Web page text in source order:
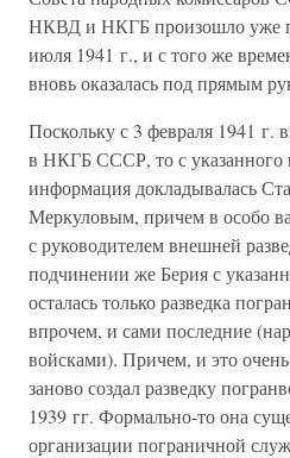
НКВД и НКГБ произошло уже
июля 1941 г., и с того же
вновь оказалась под прямым
Поскольку с 3 февраля 1941 г.
в НКГБ СССР, то с указанного
информация докладывалась
Меркуловым, причем в особо
с руководителем внешней
подчинении же Берия с
осталась только разведка
впрочем, и сами последние
войсками). Причем, и это
заново создал разведку
1939 гг. Формально-то она
организации пограничной